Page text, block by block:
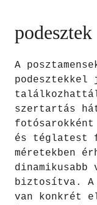
podesztek
A
podesztekkel
szertartás
és téglatest
méretekben
biztosítva. A
van konkrét